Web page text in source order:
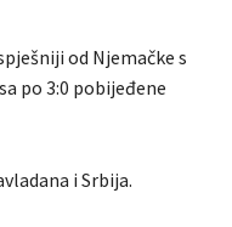
od Njemačke s
po 3:0 pobijeđene
i Srbija.